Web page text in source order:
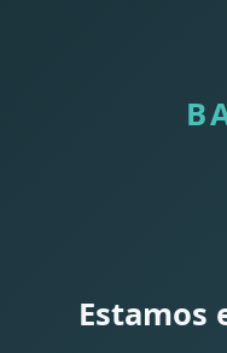
Estamos